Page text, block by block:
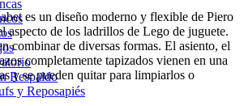
Respaldo
y Reposapiés
es un diseño moderno y flexible de Piero
aspecto de los ladrillos de Lego de juguete.
combinar de diversas formas. El asiento, el
completamente tapizados vienen en una
y se pueden quitar para limpiarlos o